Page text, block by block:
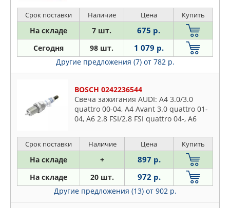
FINWHALE
FORD
GANZ
GM
HYUNDAI-KIA
ISUZU
KIA
LAND ROVER
LYNXAUTO
MAGNETI MARELLI
Hyundai
Infiniti
Isuzu
Jaguar
KIA
Land Rover
Lexus
Mazda
Mercedes
Mitsubishi
Nissan
Срок поставки Наличие Цена Купить
На складе 7 шт. 675 р.
Сегодня 98 шт. 1 079 р.
Другие предложения (7) от 782 р.
BOSCH 0242236544
Свеча зажигания AUDI: A4 3.0/3.0
quattro 00-04, A4 Avant 3.0 quattro 01-
04, A6 2.8 FSI/2.8 FSI quattro 04-, A6
FSI 02-
Срок поставки Наличие Цена Купить
На складе + 897 р.
На складе 20 шт. 972 р.
Другие предложения (13) от 902 р.